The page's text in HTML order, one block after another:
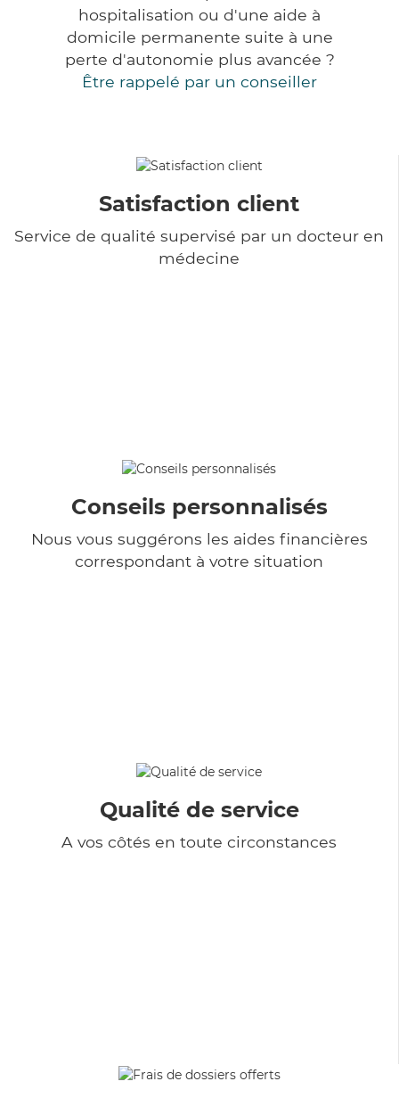
hospitalisation ou d'une aide à
domicile permanente suite à une
perte d'autonomie plus avancée ?
Être rappelé par un conseiller
Satisfaction client
Service de qualité supervisé par un docteur en
médecine
Conseils personnalisés
Nous vous suggérons les aides financières
correspondant à votre situation
Qualité de service
A vos côtés en toute circonstances